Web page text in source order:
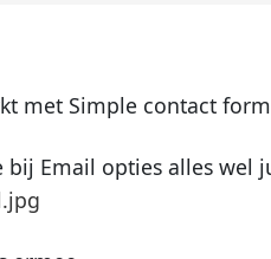
met Simple contact
bij Email opties alles wel